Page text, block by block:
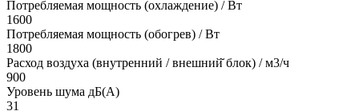
Потребляемая мощность (охлаждение) / Вт
1600
Потребляемая мощность (обогрев) / Вт
1800
Расход воздуха (внутренний / внешний̆ блок) / м3/ч
900
Уровень шума дБ(А)
31